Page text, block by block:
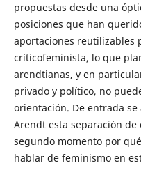
propuestas desde una
posiciones que han
aportaciones reutilizables
críticofeminista, lo que
arendtianas, y en
privado y político, no
orientación. De entrada
Arendt esta separación
segundo momento por
hablar de feminismo en